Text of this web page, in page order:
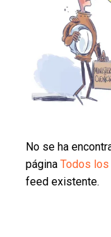
No se ha
página Todos
feed existente.